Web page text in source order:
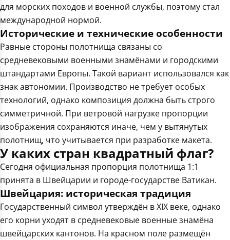
для морских походов и военной службы, поэтому стал
международной нормой.
Исторические и технические особенности
Равные стороны полотнища связаны со
средневековыми военными знамёнами и городскими
штандартами Европы. Такой вариант использовался как
знак автономии. Производство не требует особых
технологий, однако композиция должна быть строго
симметричной. При ветровой нагрузке пропорции
изображения сохраняются иначе, чем у вытянутых
полотнищ, что учитывается при разработке макета.
У каких стран квадратный флаг?
Сегодня официальная пропорция полотнища 1:1
принята в Швейцарии и городе-государстве Ватикан.
Швейцария: историческая традиция
Государственный символ утверждён в XIX веке, однако
его корни уходят в средневековые военные знамёна
швейцарских кантонов. На красном поле размещён